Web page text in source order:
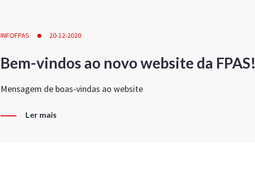
INFOFPAS 20-12-2020
Bem-vindos ao novo website da FPAS!
Mensagem de boas-vindas ao website
Ler mais